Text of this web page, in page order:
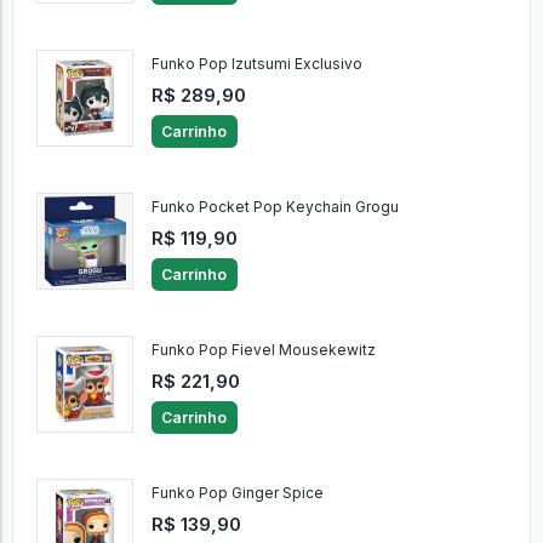
Funko Pop Izutsumi Exclusivo
R$ 289,90
Carrinho
Funko Pocket Pop Keychain Grogu
R$ 119,90
Carrinho
Funko Pop Fievel Mousekewitz
R$ 221,90
Carrinho
Funko Pop Ginger Spice
R$ 139,90